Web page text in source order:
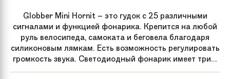
Globber Mini Hornit – это гудок с 25 различными
сигналами и функцией фонарика. Крепится на любой
руль велосипеда, самоката и беговела благодаря
силиконовым лямкам. Есть возможность регулировать
громкость звука. Светодиодный фонарик имеет три...